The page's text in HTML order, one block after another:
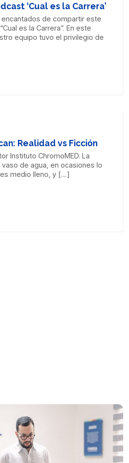
‘Cual es la Carrera’
encantados de compartir este
es la Carrera”. En este
equipo tuvo el privilegio de
Realidad vs Ficción
Instituto ChromoMED. La
de agua, en ocasiones lo
medio lleno, y […]